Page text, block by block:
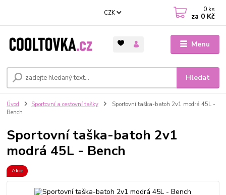
Menu
CZK
Hledat
0 ks
za 0 Kč
Úvod Sportovní a cestovní tašky
Sportovní taška-batoh 2v1 modrá 45L -
Bench
Sportovní taška-batoh 2v1
modrá 45L - Bench
Akce